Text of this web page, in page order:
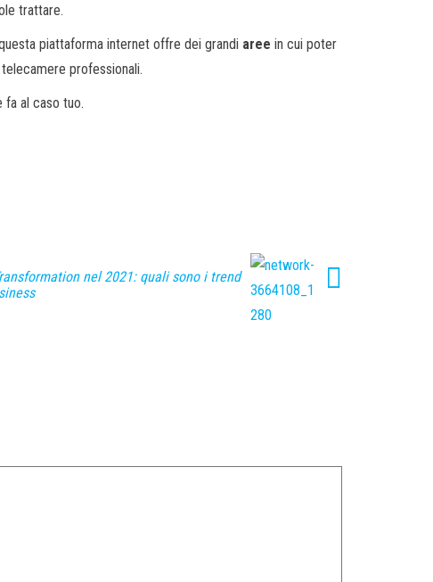
trattare.
piattaforma internet offre dei grandi aree in cui poter
professionali.
al caso tuo.
nel 2021: quali sono i trend